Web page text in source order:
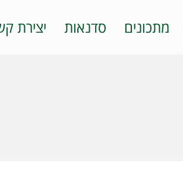
מתכונים סדנאות יצירת